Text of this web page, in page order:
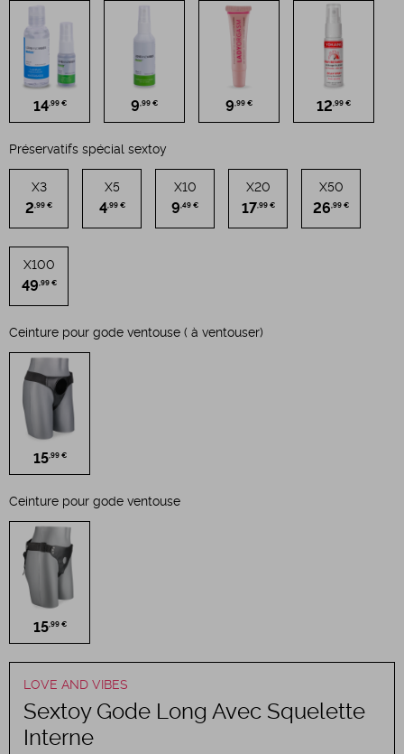
LOVE AND VIBES
Sextoy Gode Long Avec Squelette
Interne
14,99 € 9,99 € 9,99 € 12,99 €
Préservatifs spécial sextoy
X3
2 ,99 €
X5
4 ,99 €
X10
9 ,49 €
X20
17,99 €
X50
26 ,99 €
X100
49 ,99 €
Ceinture pour gode ventouse ( à ventouser)
15,99 €
Ceinture pour gode ventouse
15,99 €